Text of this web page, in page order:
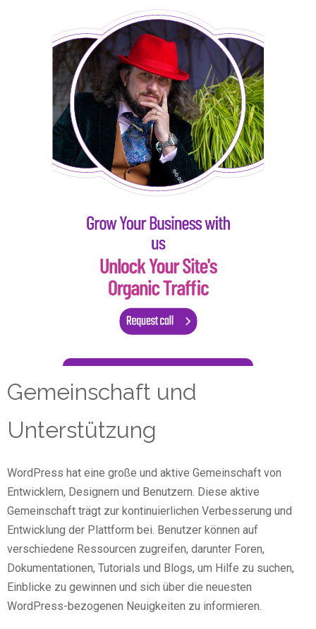
Gemeinschaft und
Unterstützung
WordPress hat eine große und aktive Gemeinschaft von
Entwicklern, Designern und Benutzern. Diese aktive
Gemeinschaft trägt zur kontinuierlichen Verbesserung und
Entwicklung der Plattform bei. Benutzer können auf
verschiedene Ressourcen zugreifen, darunter Foren,
Dokumentationen, Tutorials und Blogs, um Hilfe zu suchen,
Einblicke zu gewinnen und sich über die neuesten
WordPress-bezogenen Neuigkeiten zu informieren.